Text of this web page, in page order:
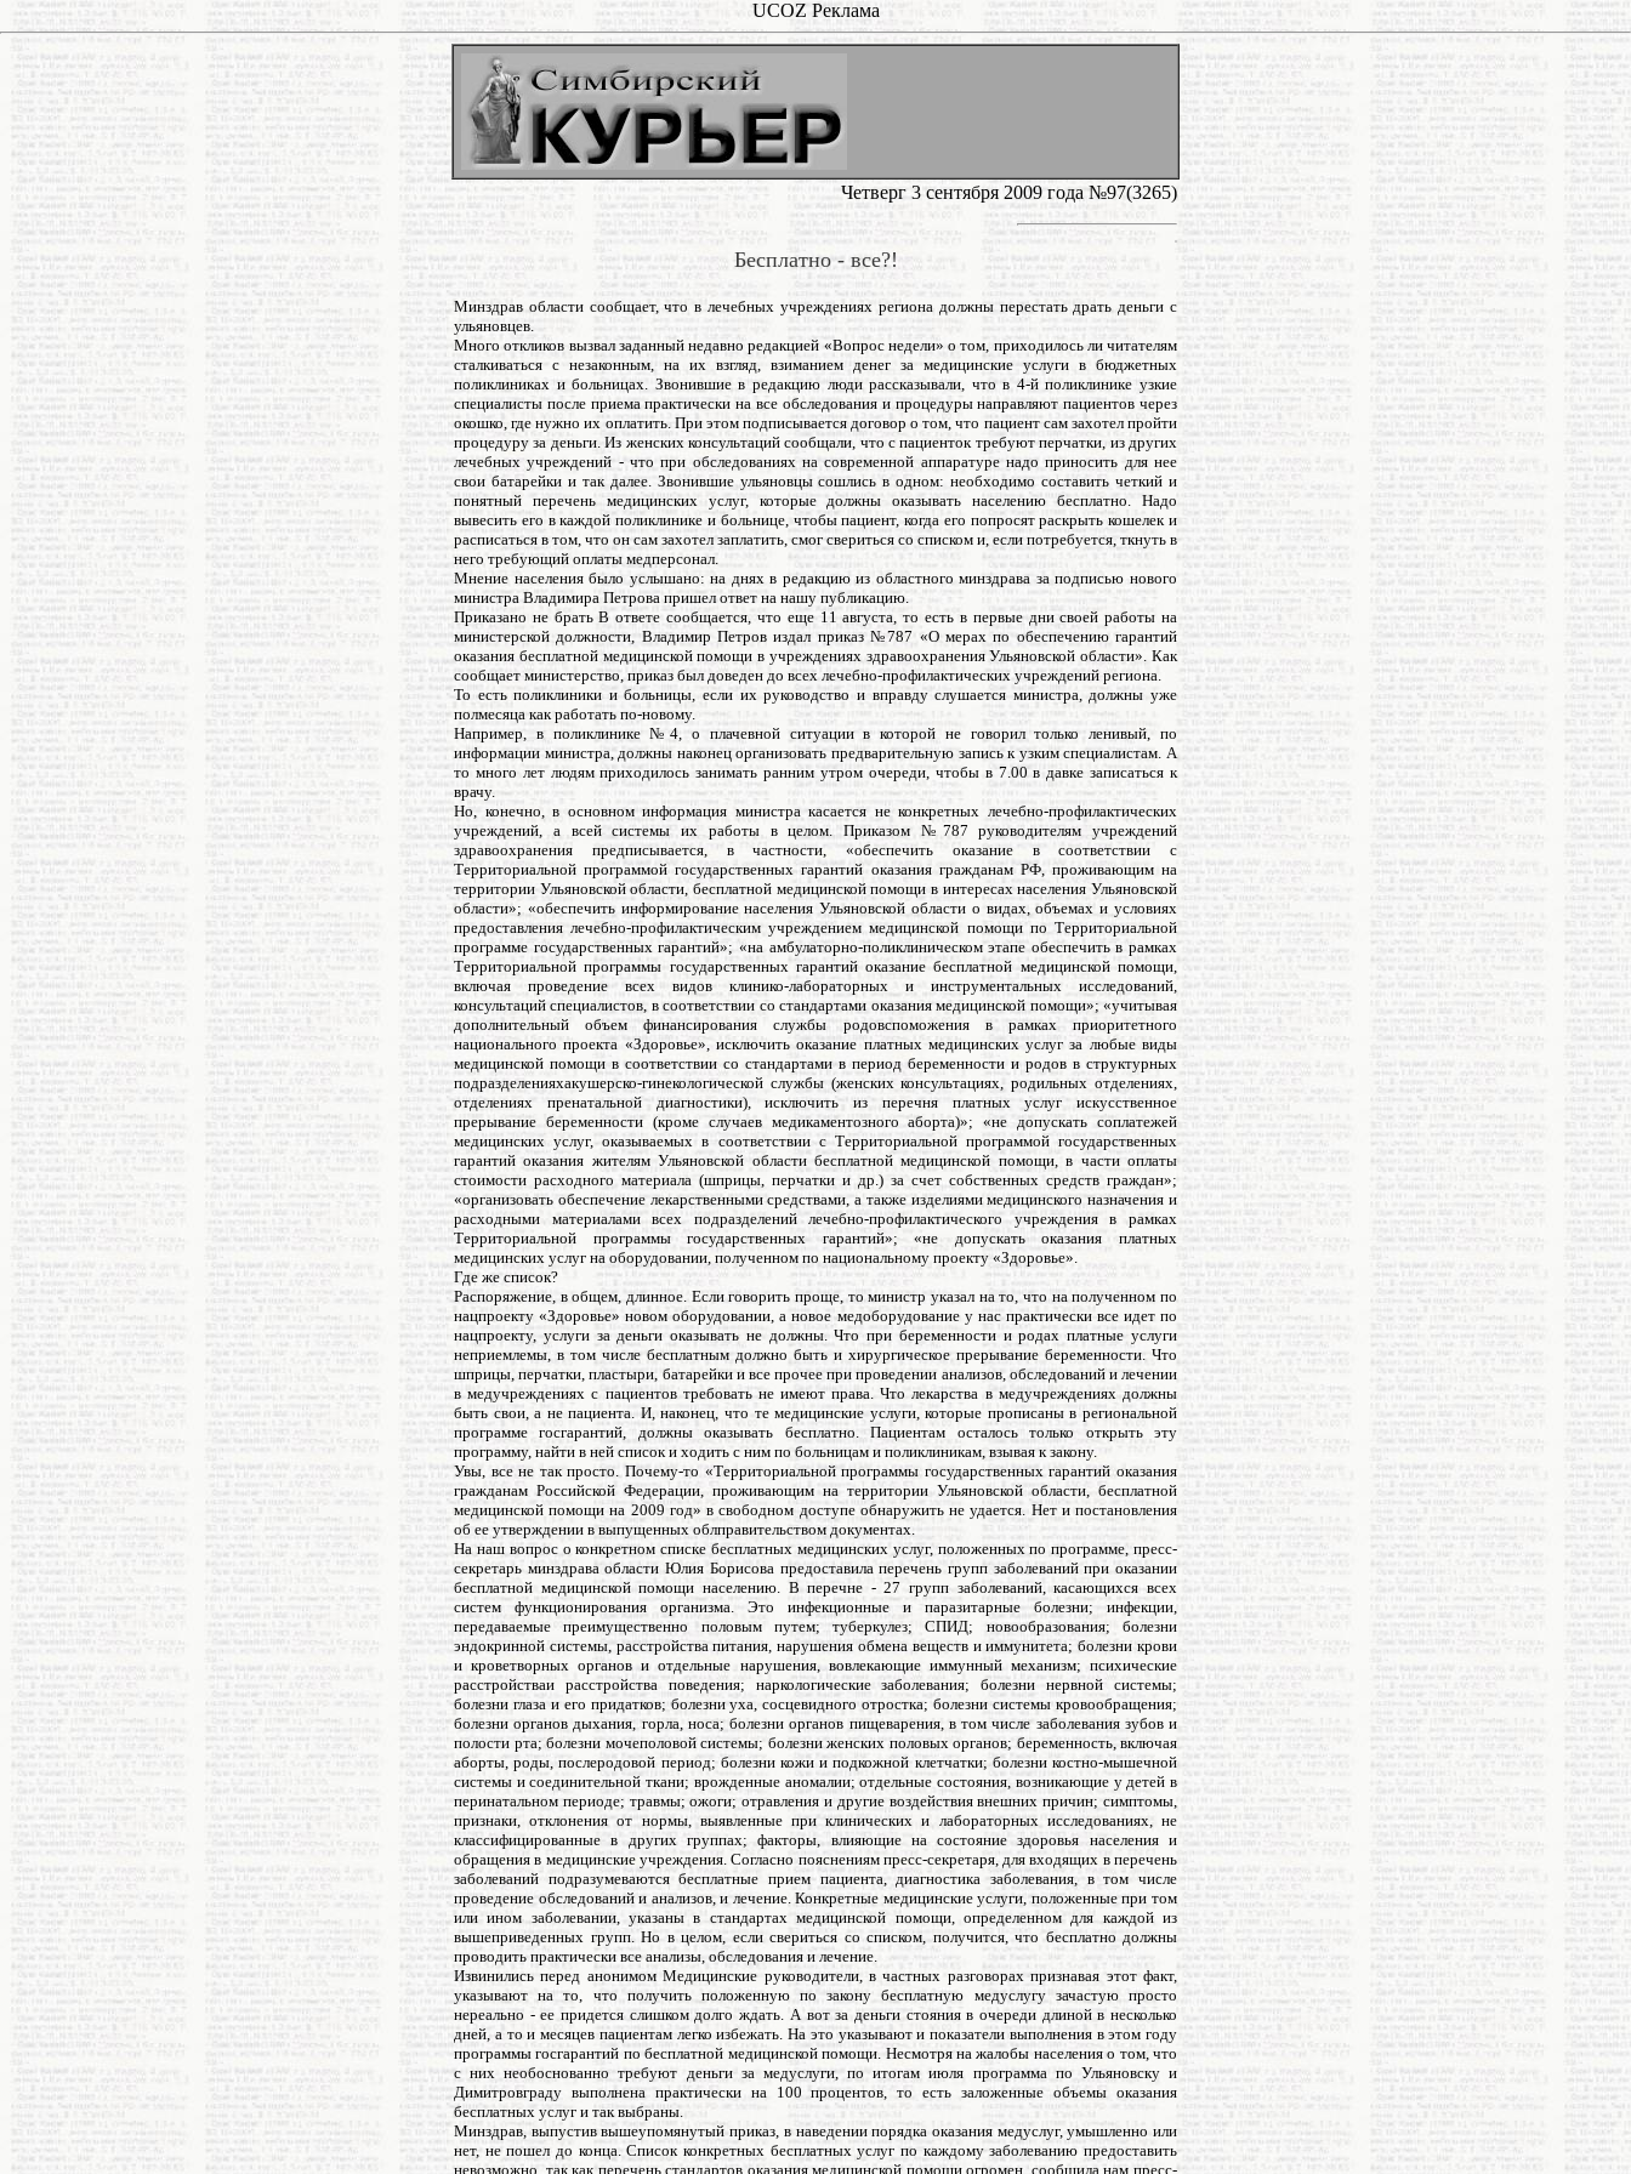
UCOZ Реклама
Четверг 3 сентября 2009 года №97(3265)
Бесплатно - все?!
Минздрав области сообщает, что в лечебных учреждениях региона должны перестать драть деньги с
ульяновцев.
Много откликов вызвал заданный недавно редакцией «Вопрос недели» о том, приходилось ли читателям
сталкиваться с незаконным, на их взгляд, взиманием денег за медицинские услуги в бюджетных
поликлиниках и больницах. Звонившие в редакцию люди рассказывали, что в 4-й поликлинике узкие
специалисты после приема практически на все обследования и процедуры направляют пациентов через
окошко, где нужно их оплатить. При этом подписывается договор о том, что пациент сам захотел пройти
процедуру за деньги. Из женских консультаций сообщали, что с пациенток требуют перчатки, из других
лечебных учреждений - что при обследованиях на современной аппаратуре надо приносить для нее
свои батарейки и так далее. Звонившие ульяновцы сошлись в одном: необходимо составить четкий и
понятный перечень медицинских услуг, которые должны оказывать населению бесплатно. Надо
вывесить его в каждой поликлинике и больнице, чтобы пациент, когда его попросят раскрыть кошелек и
расписаться в том, что он сам захотел заплатить, смог свериться со списком и, если потребуется, ткнуть в
него требующий оплаты медперсонал.
Мнение населения было услышано: на днях в редакцию из областного минздрава за подписью нового
министра Владимира Петрова пришел ответ на нашу публикацию.
Приказано не брать В ответе сообщается, что еще 11 августа, то есть в первые дни своей работы на
министерской должности, Владимир Петров издал приказ №787 «О мерах по обеспечению гарантий
оказания бесплатной медицинской помощи в учреждениях здравоохранения Ульяновской области». Как
сообщает министерство, приказ был доведен до всех лечебно-профилактических учреждений региона.
То есть поликлиники и больницы, если их руководство и вправду слушается министра, должны уже
полмесяца как работать по-новому.
Например, в поликлинике №4, о плачевной ситуации в которой не говорил только ленивый, по
информации министра, должны наконец организовать предварительную запись к узким специалистам. А
то много лет людям приходилось занимать ранним утром очереди, чтобы в 7.00 в давке записаться к
врачу.
Но, конечно, в основном информация министра касается не конкретных лечебно-профилактических
учреждений, а всей системы их работы в целом. Приказом №787 руководителям учреждений
здравоохранения предписывается, в частности, «обеспечить оказание в соответствии с
Территориальной программой государственных гарантий оказания гражданам РФ, проживающим на
территории Ульяновской области, бесплатной медицинской помощи в интересах населения Ульяновской
области»; «обеспечить информирование населения Ульяновской области о видах, объемах и условиях
предоставления лечебно-профилактическим учреждением медицинской помощи по Территориальной
программе государственных гарантий»; «на амбулаторно-поликлиническом этапе обеспечить в рамках
Территориальной программы государственных гарантий оказание бесплатной медицинской помощи,
включая проведение всех видов клинико-лабораторных и инструментальных исследований,
консультаций специалистов, в соответствии со стандартами оказания медицинской помощи»; «учитывая
дополнительный объем финансирования службы родовспоможения в рамках приоритетного
национального проекта «Здоровье», исключить оказание платных медицинских услуг за любые виды
медицинской помощи в соответствии со стандартами в период беременности и родов в структурных
подразделенияхакушерско-гинекологической службы (женских консультациях, родильных отделениях,
отделениях пренатальной диагностики), исключить из перечня платных услуг искусственное
прерывание беременности (кроме случаев медикаментозного аборта)»; «не допускать соплатежей
медицинских услуг, оказываемых в соответствии с Территориальной программой государственных
гарантий оказания жителям Ульяновской области бесплатной медицинской помощи, в части оплаты
стоимости расходного материала (шприцы, перчатки и др.) за счет собственных средств граждан»;
«организовать обеспечение лекарственными средствами, а также изделиями медицинского назначения и
расходными материалами всех подразделений лечебно-профилактического учреждения в рамках
Территориальной программы государственных гарантий»; «не допускать оказания платных
медицинских услуг на оборудовании, полученном по национальному проекту «Здоровье».
Где же список?
Распоряжение, в общем, длинное. Если говорить проще, то министр указал на то, что на полученном по
нацпроекту «Здоровье» новом оборудовании, а новое медоборудование у нас практически все идет по
нацпроекту, услуги за деньги оказывать не должны. Что при беременности и родах платные услуги
неприемлемы, в том числе бесплатным должно быть и хирургическое прерывание беременности. Что
шприцы, перчатки, пластыри, батарейки и все прочее при проведении анализов, обследований и лечении
в медучреждениях с пациентов требовать не имеют права. Что лекарства в медучреждениях должны
быть свои, а не пациента. И, наконец, что те медицинские услуги, которые прописаны в региональной
программе госгарантий, должны оказывать бесплатно. Пациентам осталось только открыть эту
программу, найти в ней список и ходить с ним по больницам и поликлиникам, взывая к закону.
Увы, все не так просто. Почему-то «Территориальной программы государственных гарантий оказания
гражданам Российской Федерации, проживающим на территории Ульяновской области, бесплатной
медицинской помощи на 2009 год» в свободном доступе обнаружить не удается. Нет и постановления
об ее утверждении в выпущенных облправительством документах.
На наш вопрос о конкретном списке бесплатных медицинских услуг, положенных по программе, пресс-
секретарь минздрава области Юлия Борисова предоставила перечень групп заболеваний при оказании
бесплатной медицинской помощи населению. В перечне - 27 групп заболеваний, касающихся всех
систем функционирования организма. Это инфекционные и паразитарные болезни; инфекции,
передаваемые преимущественно половым путем; туберкулез; СПИД; новообразования; болезни
эндокринной системы, расстройства питания, нарушения обмена веществ и иммунитета; болезни крови
и кроветворных органов и отдельные нарушения, вовлекающие иммунный механизм; психические
расстройстваи расстройства поведения; наркологические заболевания; болезни нервной системы;
болезни глаза и его придатков; болезни уха, сосцевидного отростка; болезни системы кровообращения;
болезни органов дыхания, горла, носа; болезни органов пищеварения, в том числе заболевания зубов и
полости рта; болезни мочеполовой системы; болезни женских половых органов; беременность, включая
аборты, роды, послеродовой период; болезни кожи и подкожной клетчатки; болезни костно-мышечной
системы и соединительной ткани; врожденные аномалии; отдельные состояния, возникающие у детей в
перинатальном периоде; травмы; ожоги; отравления и другие воздействия внешних причин; симптомы,
признаки, отклонения от нормы, выявленные при клинических и лабораторных исследованиях, не
классифицированные в других группах; факторы, влияющие на состояние здоровья населения и
обращения в медицинские учреждения. Согласно пояснениям пресс-секретаря, для входящих в перечень
заболеваний подразумеваются бесплатные прием пациента, диагностика заболевания, в том числе
проведение обследований и анализов, и лечение. Конкретные медицинские услуги, положенные при том
или ином заболевании, указаны в стандартах медицинской помощи, определенном для каждой из
вышеприведенных групп. Но в целом, если свериться со списком, получится, что бесплатно должны
проводить практически все анализы, обследования и лечение.
Извинились перед анонимом Медицинские руководители, в частных разговорах признавая этот факт,
указывают на то, что получить положенную по закону бесплатную медуслугу зачастую просто
нереально - ее придется слишком долго ждать. А вот за деньги стояния в очереди длиной в несколько
дней, а то и месяцев пациентам легко избежать. На это указывают и показатели выполнения в этом году
программы госгарантий по бесплатной медицинской помощи. Несмотря на жалобы населения о том, что
с них необоснованно требуют деньги за медуслуги, по итогам июля программа по Ульяновску и
Димитровграду выполнена практически на 100 процентов, то есть заложенные объемы оказания
бесплатных услуг и так выбраны.
Минздрав, выпустив вышеупомянутый приказ, в наведении порядка оказания медуслуг, умышленно или
нет, не пошел до конца. Список конкретных бесплатных услуг по каждому заболеванию предоставить
невозможно, так как перечень стандартов оказания медицинской помощи огромен, сообщила нам пресс-